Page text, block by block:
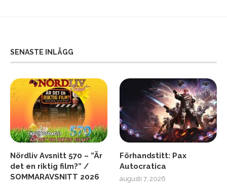
SENASTE INLÄGG
Nördliv Avsnitt 570 – ”Är
det en riktig film?” /
SOMMARAVSNITT 2026
Förhandstitt: Pax
Autocratica
augusti 7, 2026